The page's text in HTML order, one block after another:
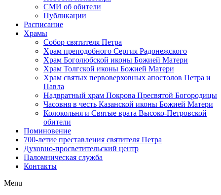
СМИ об обители
Публикации
Расписание
Храмы
Собор святителя Петра
Храм преподобного Сергия Радонежского
Храм Боголюбской иконы Божией Матери
Храм Толгской иконы Божией Матери
Храм святых первоверховных апостолов Петра и
Павла
Надвратный храм Покрова Пресвятой Богородицы
Часовня в честь Казанской иконы Божией Матери
Колокольня и Святые врата Высоко-Петровской
обители
Поминовение
700-летие преставления святителя Петра
Духовно-просветительский центр
Паломническая служба
Контакты
Menu